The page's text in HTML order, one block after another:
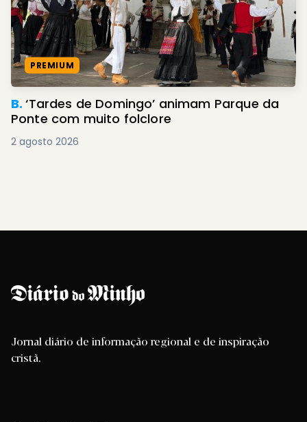
PREMIUM
B.‘Tardes de Domingo’ animam Parque da
Ponte com muito folclore
2 agosto 2026
Jornal diário de informação regional e de inspiração
cristã.